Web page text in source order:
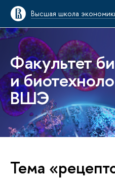
Высшая школа
Факультет
и
ВШЭ
Тема